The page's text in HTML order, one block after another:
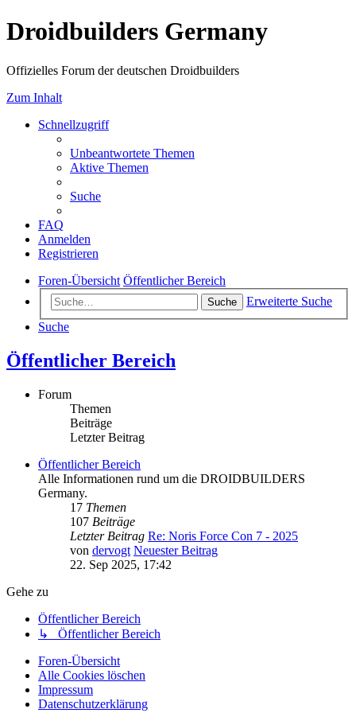
Droidbuilders Germany
Offizielles Forum der deutschen Droidbuilders
Zum Inhalt
Schnellzugriff
Unbeantwortete Themen
Aktive Themen
Suche
FAQ
Anmelden
Registrieren
Foren-Übersicht Öffentlicher Bereich
Suche
Erweiterte Suche
Suche
Öffentlicher Bereich
Forum
Themen
Beiträge
Letzter Beitrag
Öffentlicher Bereich
Alle Informationen rund um die DROIDBUILDERS
Germany.
17 Themen
107 Beiträge
Letzter Beitrag Re: Noris Force Con 7 - 2025
von dervogt Neuester Beitrag
22. Sep 2025, 17:42
Gehe zu
Öffentlicher Bereich
↳ Öffentlicher Bereich
Foren-Übersicht
Alle Cookies löschen
Impressum
Datenschutzerklärung